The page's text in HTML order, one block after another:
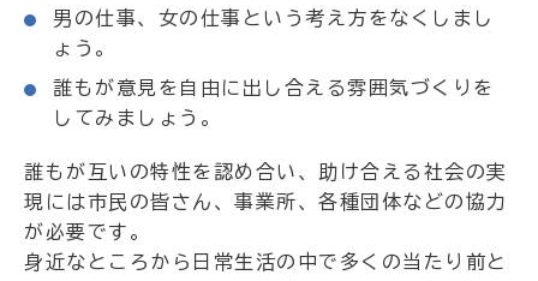
男の仕事、女の仕事という考え方をなくしまし
ょう。
誰もが意見を自由に出し合える雰囲気づくりを
してみましょう。
誰もが互いの特性を認め合い、助け合える社会の実
現には市民の皆さん、事業所、各種団体などの協力
が必要です。
身近なところから日常生活の中で多くの当たり前と